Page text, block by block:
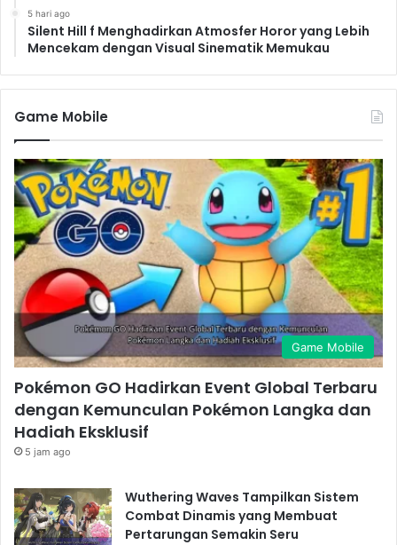
5 hari ago
Silent Hill f Menghadirkan Atmosfer Horor yang Lebih
Mencekam dengan Visual Sinematik Memukau
Game Mobile
Game Mobile
Pokémon GO Hadirkan Event Global Terbaru
dengan Kemunculan Pokémon Langka dan
Hadiah Eksklusif
5 jam ago
Wuthering Waves Tampilkan Sistem
Combat Dinamis yang Membuat
Pertarungan Semakin Seru